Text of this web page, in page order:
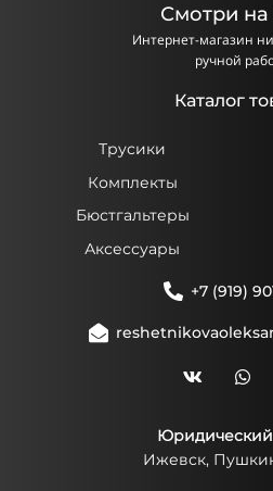
Смотри
Интернет-магазин
ручной
Каталог
Трусики
Комплекты
Бюстгальтеры
Аксессуары
+7 (919)
Юридический
Ижевск,